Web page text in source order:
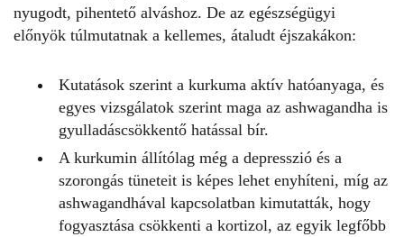
nyugodt, pihentető alváshoz. De az egészségügyi
előnyök túlmutatnak a kellemes, átaludt éjszakákon:
Kutatások szerint a kurkuma aktív hatóanyaga, és
egyes vizsgálatok szerint maga az ashwagandha is
gyulladáscsökkentő hatással bír.
A kurkumin állítólag még a depresszió és a
szorongás tüneteit is képes lehet enyhíteni, míg az
ashwagandhával kapcsolatban kimutatták, hogy
fogyasztása csökkenti a kortizol, az egyik legfőbb